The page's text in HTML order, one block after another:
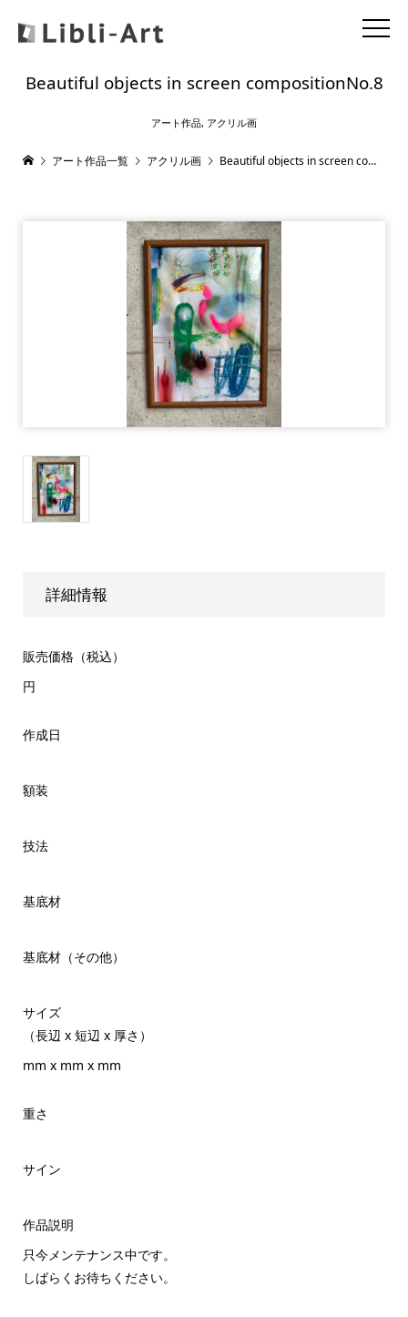
Beautiful objects in screen compositionNo.8
アート作品, アクリル画
アート作品一覧 アクリル画 Beautiful objects in screen compositionNo.8
詳細情報
販売価格（税込）
円
作成日
額装
技法
基底材
基底材（その他）
サイズ
（長辺 x 短辺 x 厚さ）
mm x mm x mm
重さ
サイン
作品説明
只今メンテナンス中です。
しばらくお待ちください。